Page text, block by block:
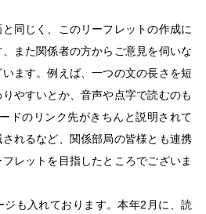
同じく、このリーフレットの作成に
また関係者の方からご意見を伺いな
ます。例えば、一つの文の長さを短
やすいとか、音声や点字で読むのも
ドのリンク先がきちんと説明されて
れるなど、関係部局の皆様とも連携
レットを目指したところでございま
も入れております。本年2月に、読